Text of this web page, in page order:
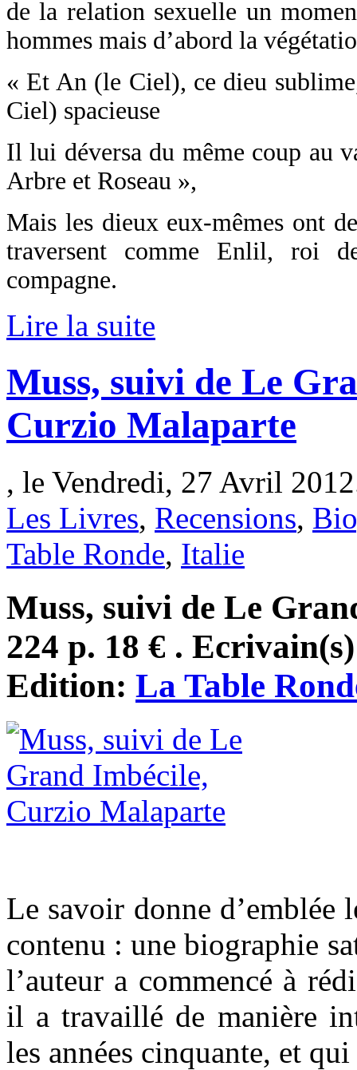
de la relation sexuelle un
hommes mais d’abord la
« Et An (le Ciel), ce dieu
Ciel) spacieuse
Il lui déversa du même coup au
Arbre et Roseau »,
Mais les dieux eux-mêmes ont
traversent comme Enlil, roi
compagne.
Lire la suite
Muss, suivi de Le
Curzio Malaparte
, le Vendredi, 27 Avril
Les Livres, Recensions,
Table Ronde, Italie
Muss, suivi de Le
224 p. 18 € .
Edition: La Table
Le savoir donne d’emblée
contenu : une biographie
l’auteur a commencé à
il a travaillé de manière
les années cinquante, et